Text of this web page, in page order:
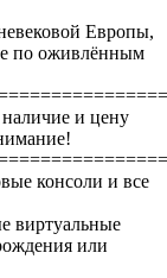
Европы,
по оживлённым
и цену
консоли и все
виртуальные
или